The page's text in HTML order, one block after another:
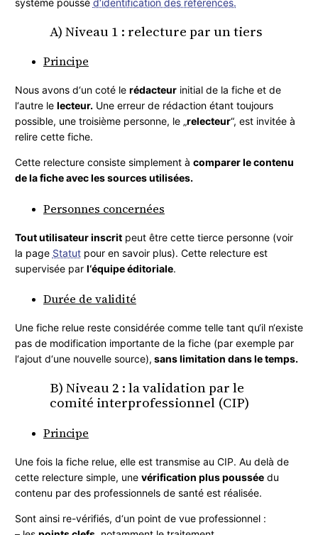
A) Niveau 1 : relecture par un tiers
Principe
Nous avons d‘un coté le rédacteurinitial de la fiche et de
l‘autre le lecteur.Une erreur de rédaction étant toujours
possible, une troisième personne, le „relecteur“, est invitée à
relire cette fiche.
Cette relecture consiste simplement à comparer le contenu
de la fiche avec les sources utilisées.
Personnes concernées
Tout utilisateur inscritpeut être cette tierce personne (voir
la page Statutpour en savoir plus). Cette relecture est
supervisée par l‘équipe éditoriale.
Durée de validité
Une fiche relue reste considérée comme telle tant qu‘il n‘existe
pas de modification importante de la fiche (par exemple par
l‘ajout d‘une nouvelle source), sans limitation dans le temps.
B) Niveau 2 : la validation par le
comité interprofessionnel (CIP)
Principe
Une fois la fiche relue, elle est transmise au CIP. Au delà de
cette relecture simple, une vérification plus pousséedu
contenu par des professionnels de santé est réalisée.
Sont ainsi re-vérifiés, d‘un point de vue professionnel :